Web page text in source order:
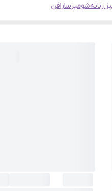
زنانهشومیزسارافن